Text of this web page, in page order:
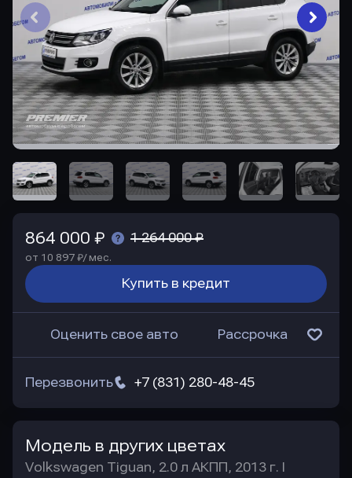
864 000 ₽ 1 264 000 ₽
от 10 897 ₽/ мес.
Купить в кредит
Оценить свое авто Рассрочка
+7 (831) 280-48-45
Перезвонить
Модель в других цветах
Volkswagen Tiguan, 2.0 л АКПП, 2013 г. I